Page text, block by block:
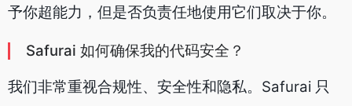
予你超能力，但是否负责任地使用它们取决于你。
Safurai 如何确保我的代码安全？
我们非常重视合规性、安全性和隐私。Safurai 只